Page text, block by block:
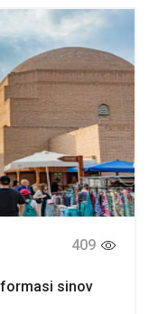
409
sinov